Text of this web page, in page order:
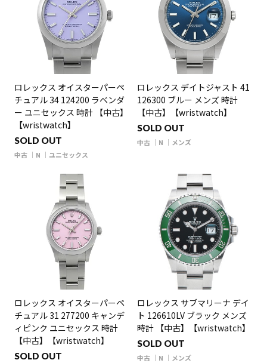
ロレックス オイスターパーペ
チュアル 34 124200 ラベンダ
ー ユニセックス 時計 【中古】
【wristwatch】
SOLD OUT
中古 N ユニセックス
ロレックス デイトジャスト 41
126300 ブルー メンズ 時計
【中古】【wristwatch】
SOLD OUT
中古 N メンズ
ロレックス オイスターパーペ
チュアル 31 277200 キャンデ
ィピンク ユニセックス 時計
【中古】【wristwatch】
SOLD OUT
ロレックス サブマリーナ デイ
ト 126610LV ブラック メンズ
時計 【中古】【wristwatch】
SOLD OUT
中古 N メンズ